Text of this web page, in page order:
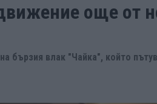
още от
бързия влак "Чайка", който